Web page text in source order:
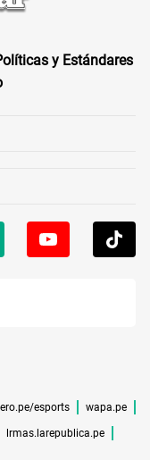
y Estándares
esports wapa.pe
lrmas.larepublica.pe